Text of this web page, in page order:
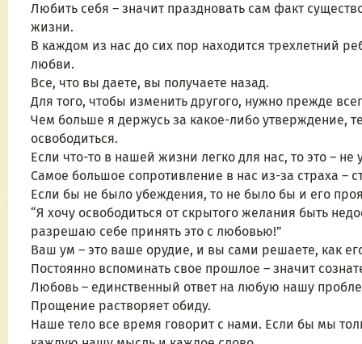
Любить себя – значит праздновать сам факт
жизни.
В каждом из нас до сих пор находится трехлетний
любви.
Все, что вы даете, вы получаете назад.
Для того, чтобы изменить другого, нужно прежде
Чем больше я держусь за какое-либо утверждение,
освободиться.
Если что-то в нашей жизни легко для нас, то это –
Самое большое сопротивление в нас из-за страха –
Если бы не было убеждения, то не было бы и его
“Я хочу освободиться от скрытого желания быть
разрешаю себе принять это с любовью!”
Ваш ум – это ваше орудие, и вы сами решаете, как
Постоянно вспоминать свое прошлое – значит
Любовь – единственный ответ на любую нашу
Прощение растворяет обиду.
Наше тело все время говорит с нами. Если бы мы